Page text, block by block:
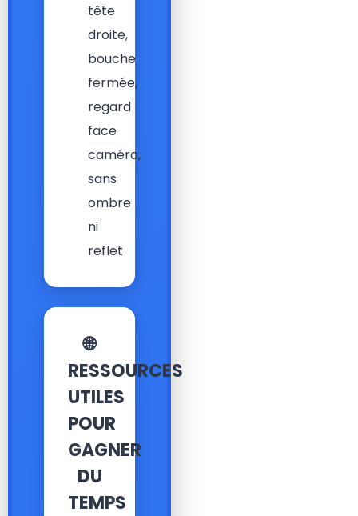
tête
droite,
bouche
fermée,
regard
face
caméra,
sans
ombre
ni
reflet
🌐
RESSOURCES
UTILES
POUR
GAGNER
DU
TEMPS